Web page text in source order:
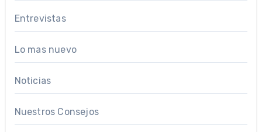
Entrevistas
Lo mas nuevo
Noticias
Nuestros Consejos